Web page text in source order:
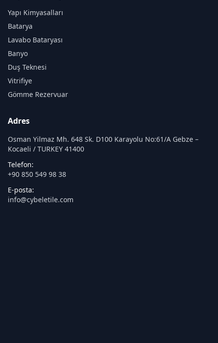
Yapı Kimyasalları
Batarya
Lavabo Bataryası
Banyo
Duş Teknesi
Vitrifiye
Gömme Rezervuar
Adres
Osman Yilmaz Mh. 648 Sk. D100 Karayolu No:61/A Gebze –
Kocaeli / TURKEY 41400
Telefon:
+90 850 549 98 38
E-posta:
info@cybeletile.com